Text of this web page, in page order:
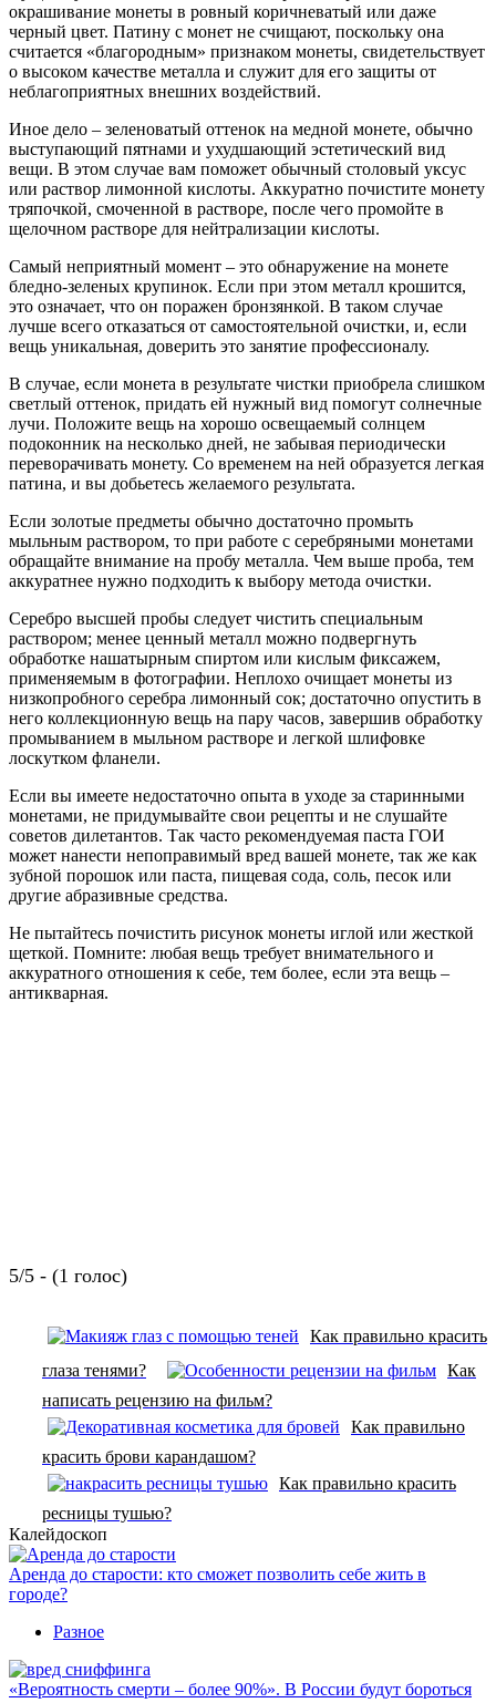
окрашивание монеты в ровный коричневатый или даже
черный цвет. Патину с монет не счищают, поскольку она
считается «благородным» признаком монеты, свидетельствует
о высоком качестве металла и служит для его защиты от
неблагоприятных внешних воздействий.
Иное дело – зеленоватый оттенок на медной монете, обычно
выступающий пятнами и ухудшающий эстетический вид
вещи. В этом случае вам поможет обычный столовый уксус
или раствор лимонной кислоты. Аккуратно почистите монету
тряпочкой, смоченной в растворе, после чего промойте в
щелочном растворе для нейтрализации кислоты.
Самый неприятный момент – это обнаружение на монете
бледно-зеленых крупинок. Если при этом металл крошится,
это означает, что он поражен бронзянкой. В таком случае
лучше всего отказаться от самостоятельной очистки, и, если
вещь уникальная, доверить это занятие профессионалу.
В случае, если монета в результате чистки приобрела слишком
светлый оттенок, придать ей нужный вид помогут солнечные
лучи. Положите вещь на хорошо освещаемый солнцем
подоконник на несколько дней, не забывая периодически
переворачивать монету. Со временем на ней образуется легкая
патина, и вы добьетесь желаемого результата.
Если золотые предметы обычно достаточно промыть
мыльным раствором, то при работе с серебряными монетами
обращайте внимание на пробу металла. Чем выше проба, тем
аккуратнее нужно подходить к выбору метода очистки.
Серебро высшей пробы следует чистить специальным
раствором; менее ценный металл можно подвергнуть
обработке нашатырным спиртом или кислым фиксажем,
применяемым в фотографии. Неплохо очищает монеты из
низкопробного серебра лимонный сок; достаточно опустить в
него коллекционную вещь на пару часов, завершив обработку
промыванием в мыльном растворе и легкой шлифовке
лоскутком фланели.
Если вы имеете недостаточно опыта в уходе за старинными
монетами, не придумывайте свои рецепты и не слушайте
советов дилетантов. Так часто рекомендуемая паста ГОИ
может нанести непоправимый вред вашей монете, так же как
зубной порошок или паста, пищевая сода, соль, песок или
другие абразивные средства.
Не пытайтесь почистить рисунок монеты иглой или жесткой
щеткой. Помните: любая вещь требует внимательного и
аккуратного отношения к себе, тем более, если эта вещь –
антикварная.
5/5 - (1 голос)
Как правильно красить
глаза тенями?
Как
написать рецензию на фильм?
Как правильно
красить брови карандашом?
Как правильно красить
ресницы тушью?
Калейдоскоп
Аренда до старости: кто сможет позволить себе жить в
городе?
Разное
«Вероятность смерти – более 90%». В России будут бороться